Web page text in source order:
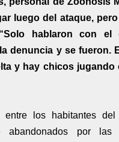
luego del ataque,
hablaron con el
denuncia y se fueron.
y hay chicos jugando
entre los habitantes
abandonados por las